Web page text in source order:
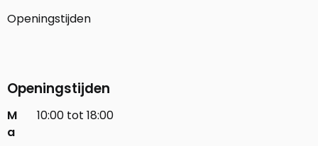
Openingstijden
Openingstijden
M
a
10:00 tot 18:00